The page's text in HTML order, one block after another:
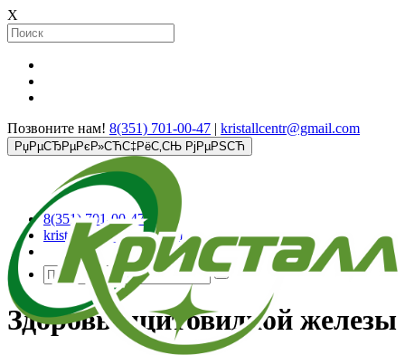
X
Позвоните нам! 8(351) 701-00-47 | kristallcentr@gmail.com
РџРµСЂРµРєР»СЋС‡РёС‚СЊ РјРµРЅСЋ
8(351) 701-00-47
kristallcentr@gmail.com
Здоровье щитовидной железы